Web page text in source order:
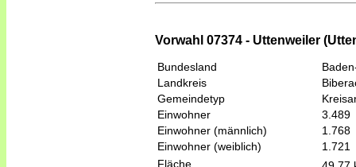
Vorwahl 07374 - Uttenweiler
Bundesland
Landkreis
Gemeindetyp
Einwohner
3.489
Einwohner (männlich)
1.768
Einwohner (weiblich)
1.721
Fläche